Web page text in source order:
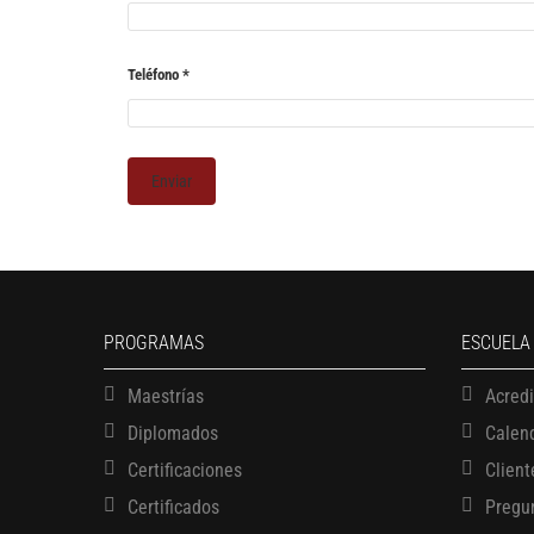
Teléfono *
PROGRAMAS
Maestrías
Diplomados
Certificaciones
Certificados